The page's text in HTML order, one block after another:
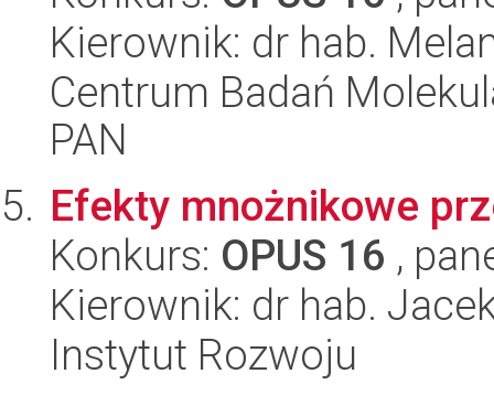
Kierownik: dr hab.
Centrum Badań
PAN
Efekty mnożnikowe
Konkurs: OPUS 16 ,
Kierownik: dr hab.
Instytut Rozwoju